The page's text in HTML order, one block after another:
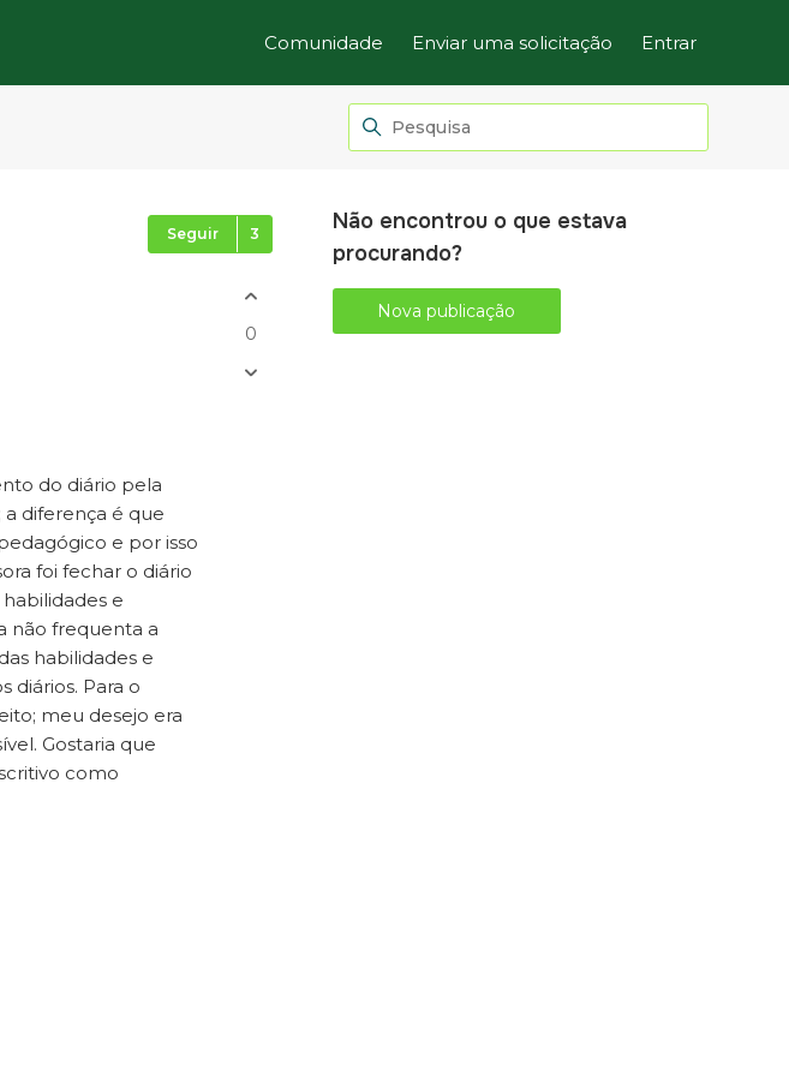
Comunidade Enviar uma solicitação Entrar
Seguir Seguido por 3 pessoas
do diário pela
diferença é que
e por isso
foi fechar o diário
e
não frequenta a
habilidades e
diários. Para o
meu desejo era
Gostaria que
como
0
Não encontrou o que estava
procurando?
Nova publicação